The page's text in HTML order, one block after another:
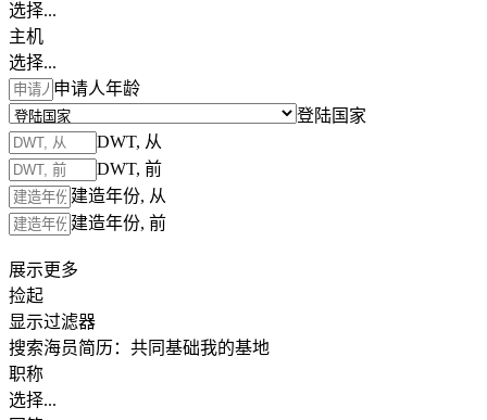
选择...
主机
选择...
申请人年龄
登陆国家
DWT, 从
DWT, 前
建造年份, 从
建造年份, 前
展示更多
捡起
显示过滤器
搜索海员简历： 共同基础我的基地
职称
选择...